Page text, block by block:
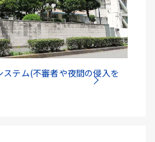
ステム(不審者や夜間の侵入を